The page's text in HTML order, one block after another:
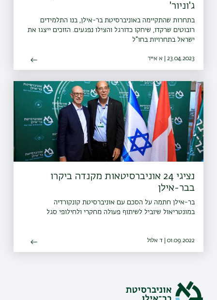
ג'וניור'
בתחרות שהתקיימה באוניברסיטת בר-אילן, בנו התלמידים
רובוטים שרקדו, שיחקו כדורגל והצילו נפגעים. הזוכים ייצגו את
ישראל בתחרויות בחו"ל
23.04.2023 | א אייר
נציגי 24 אוניברסיטאות מקנדה ביקרו
בבר-אילן
בר-אילן חתמה על הסכם עם אוניברסיטת קונקורדיה
במונטריאול שיוביל לשיתוף פעולה מחקרי ולחילופי סגל
01.09.2022 | ד אלול